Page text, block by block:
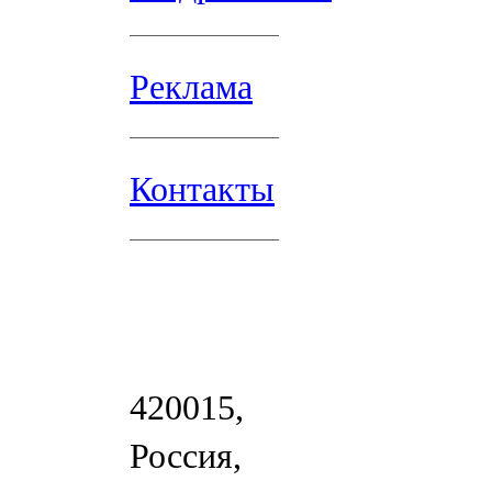
Реклама
Контакты
420015,
Россия,